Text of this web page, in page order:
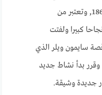
أصدرها توين عام 1865, وتعتبر من
كبيرا ولفتت
قصة سايمون ويلر الذي
بدأ نشاط جديد
جديدة وشيقة.